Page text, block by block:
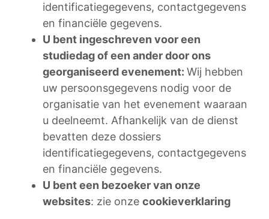
identificatiegegevens, contactgegevens
en financiële gegevens.
U bent ingeschreven voor een
studiedag of een ander door ons
georganiseerd evenement:Wij hebben
uw persoonsgegevens nodig voor de
organisatie van het evenement waaraan
u deelneemt. Afhankelijk van de dienst
bevatten deze dossiers
identificatiegegevens, contactgegevens
en financiële gegevens.
U bent een bezoeker van onze
websites: zie onzecookieverklaring